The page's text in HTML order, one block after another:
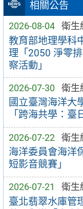
相關公告
2026-08-04 衛生
教育部地理學科
理「2050 淨零
察活動」
2026-07-30 衛生
國立臺灣海洋大
「跨海共學：臺
2026-07-22 衛生
海洋委員會海洋
短影音競賽」
2026-07-21 衛生
臺北翡翠水庫管